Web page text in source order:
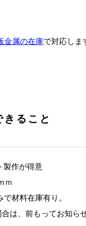
金属の在庫で対応しま
きること
製作が得意
ｍ
材料在庫有り。
は、前もってお知ら